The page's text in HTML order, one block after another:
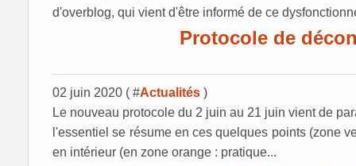
d'overblog, qui vient d'être informé de ce
Protocole de
02 juin 2020 ( #Actualités )
Le nouveau protocole du 2 juin au 21 juin vient de
l'essentiel se résume en ces quelques points (zone
en intérieur (en zone orange : pratique...